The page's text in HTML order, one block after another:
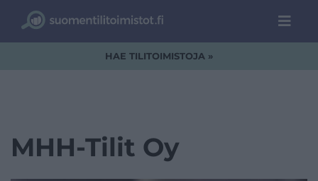
HAE TILITOIMISTOJA »
MHH-Tilit Oy